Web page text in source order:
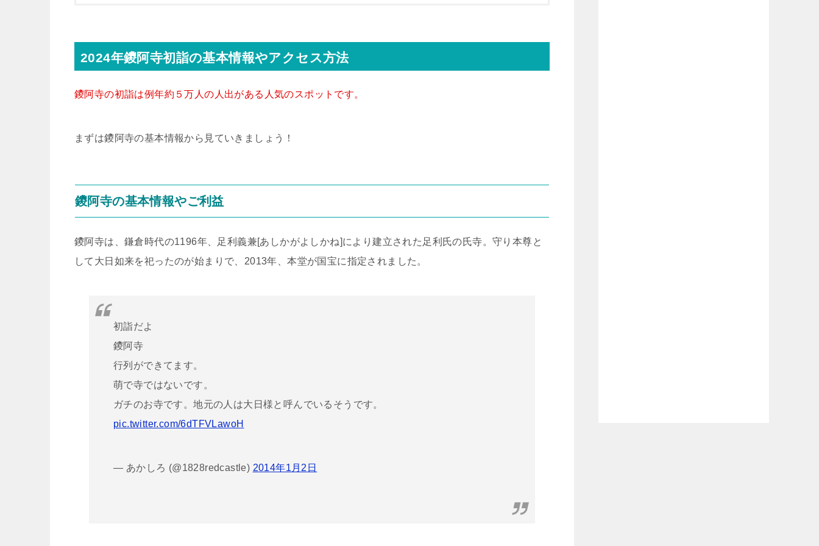
2024年鑁阿寺初詣の基本情報やアクセス方法
鑁阿寺の初詣は例年約５万人の人出がある人気のスポットです。
まずは鑁阿寺の基本情報から見ていきましょう！
鑁阿寺の基本情報やご利益
鑁阿寺は、鎌倉時代の1196年、足利義兼[あしかがよしかね]により建立された足利氏の氏寺。守り本尊と
して大日如来を祀ったのが始まりで、2013年、本堂が国宝に指定されました。
初詣だよ
鑁阿寺
行列ができてます。
萌で寺ではないです。
ガチのお寺です。地元の人は大日様と呼んでいるそうです。
pic.twitter.com/6dTFVLawoH
— あかしろ (@1828redcastle) 2014年1月2日